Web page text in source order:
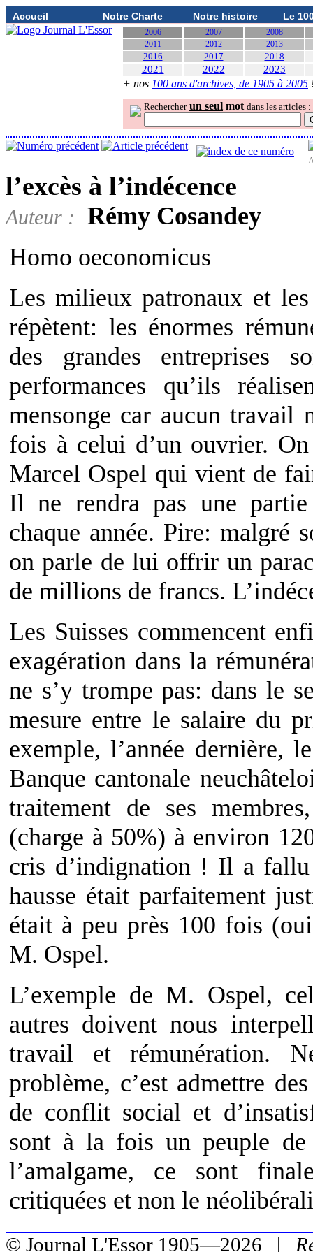
Accueil Notre Charte Notre histoire Le
2006 2007
2008
2011
2012 2013
2016 2017 2018
2021 2022 2023
+ nos 100 ans d'archives, de 1905 à 2005
Rechercher un seul mot dans les articles :
l’excès à l’indécence
Auteur :
Rémy Cosandey
Homo oeconomicus
Les milieux patronaux et
répètent: les énormes
des grandes entreprises
performances qu’ils
mensonge car aucun
fois à celui d’un ouvrier.
Marcel Ospel qui vient de
Il ne rendra pas une
chaque année. Pire: malgré
on parle de lui offrir un
de millions de francs.
Les Suisses commencent
exagération dans la
ne s’y trompe pas: dans le
mesure entre le salaire du
exemple, l’année dernière,
Banque cantonale
traitement de ses
(charge à 50%) à environ
cris d’indignation ! Il a
hausse était parfaitement
était à peu près 100 fois
M. Ospel.
L’exemple de M. Ospel,
autres doivent nous
travail et rémunération.
problème, c’est admettre
de conflit social et
sont à la fois un peuple de
l’amalgame, ce sont
critiquées et non le
© Journal L'Essor 1905—2026 |